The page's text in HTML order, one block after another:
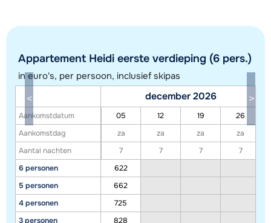
Toon alle accommodaties in dit gebied
Deze kaart geeft een indicatie van de ligging van onze accommodaties. De
exacte locatie kan enigszins afwijken.
Appartement Heidi eerste verdieping (6 pers.)
in euro's, per persoon, inclusief skipas
Aankomstdatum
Aankomstdag
Aantal nachten
6 personen
5 personen
4 personen
3 personen
december 2026
05 12 19
26
za
za za
za
7
7 7
7
622
662
725
828